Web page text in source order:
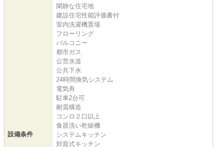
設備条件
閑静な住宅地
建設住宅性能評価書付
室内洗濯機置場
フローリング
バルコニー
都市ガス
公営水道
公共下水
24時間換気システム
電気有
駐車2台可
耐震構造
コンロ２口以上
食器洗い乾燥機
システムキッチン
対面式キッチン